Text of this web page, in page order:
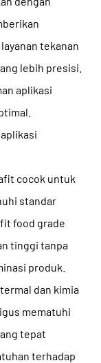
tekanan
lebih presisi.
aplikasi
cocok untuk
standar
food grade
tinggi tanpa
produk.
dan kimia
mematuhi
tepat
terhadap